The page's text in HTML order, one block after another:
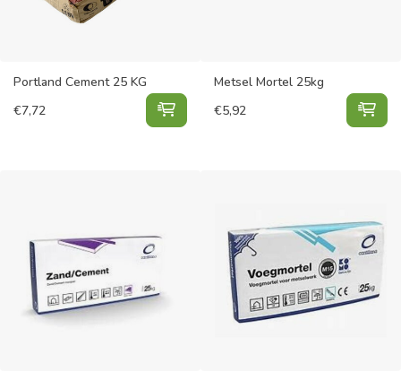
Portland Cement 25 KG
€7,72 Portland Cement 25 KG toevoegen
Metsel Mortel 25kg
€5,92